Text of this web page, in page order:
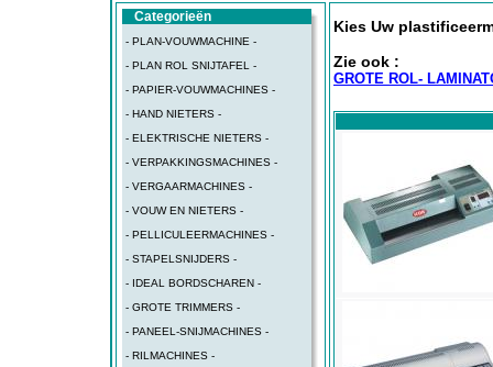
Categorieën
- PLAN-VOUWMACHINE -
- PLAN ROL SNIJTAFEL -
- PAPIER-VOUWMACHINES -
- HAND NIETERS -
- ELEKTRISCHE NIETERS -
- VERPAKKINGSMACHINES -
- VERGAARMACHINES -
- VOUW EN NIETERS -
- PELLICULEERMACHINES -
- STAPELSNIJDERS -
- IDEAL BORDSCHAREN -
- GROTE TRIMMERS -
- PANEEL-SNIJMACHINES -
- RILMACHINES -
Kies Uw
Zie ook :
GROTE ROL-